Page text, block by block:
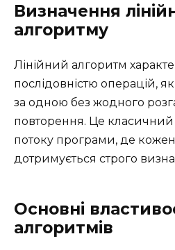
Визначення
алгоритму
Лінійний алгоритм
послідовністю операцій,
за одною без жодного
повторення. Це
потоку програми, де
дотримується строго
Основні
алгоритмів